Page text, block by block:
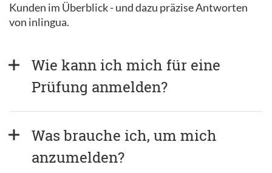
Kunden im Überblick - und dazu präzise Antworten
von inlingua.
Wie kann ich mich für eine
Prüfung anmelden?
Was brauche ich, um mich
anzumelden?